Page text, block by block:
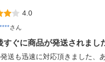
4.0
さん
すぐに商品が発送されまし
送も迅速に対応頂きました、